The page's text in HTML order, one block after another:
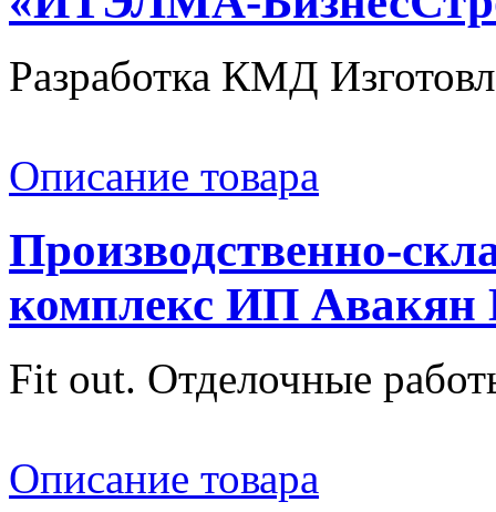
Разработка КМД
Описание товара
Производственно-
комплекс ИП Авакян
Fit out. Отделочные
Описание товара